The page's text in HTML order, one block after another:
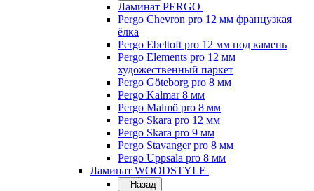
Ламинат PERGO
Pergo Chevron pro 12 мм французкая
ёлка
Pergo Ebeltoft pro 12 мм под камень
Pergo Elements pro 12 мм
художественный паркет
Pergo Göteborg pro 8 мм
Pergo Kalmar 8 мм
Pergo Malmö pro 8 мм
Pergo Skara pro 12 мм
Pergo Skara pro 9 мм
Pergo Stavanger pro 8 мм
Pergo Uppsala pro 8 мм
Ламинат WOODSTYLE
Назад